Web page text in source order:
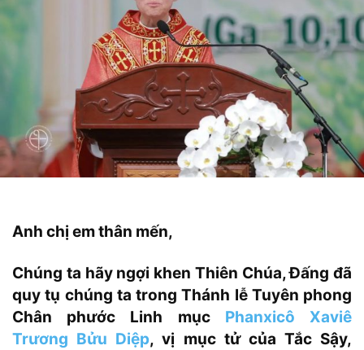
Anh chị em thân mến,
Chúng ta hãy ngợi khen Thiên Chúa, Đấng đã
quy tụ chúng ta trongThánh lễTuyên phong
Chân phước Linh mục Phanxicô Xaviê
Trương Bửu Diệp, vị mục tử của Tắc Sậy,